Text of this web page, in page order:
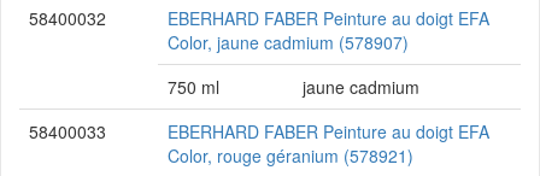
58400032
EBERHARD FABER Peinture au doigt EFA
Color, jaune cadmium (578907)
750 ml
jaune cadmium
58400033
EBERHARD FABER Peinture au doigt EFA
Color, rouge géranium (578921)